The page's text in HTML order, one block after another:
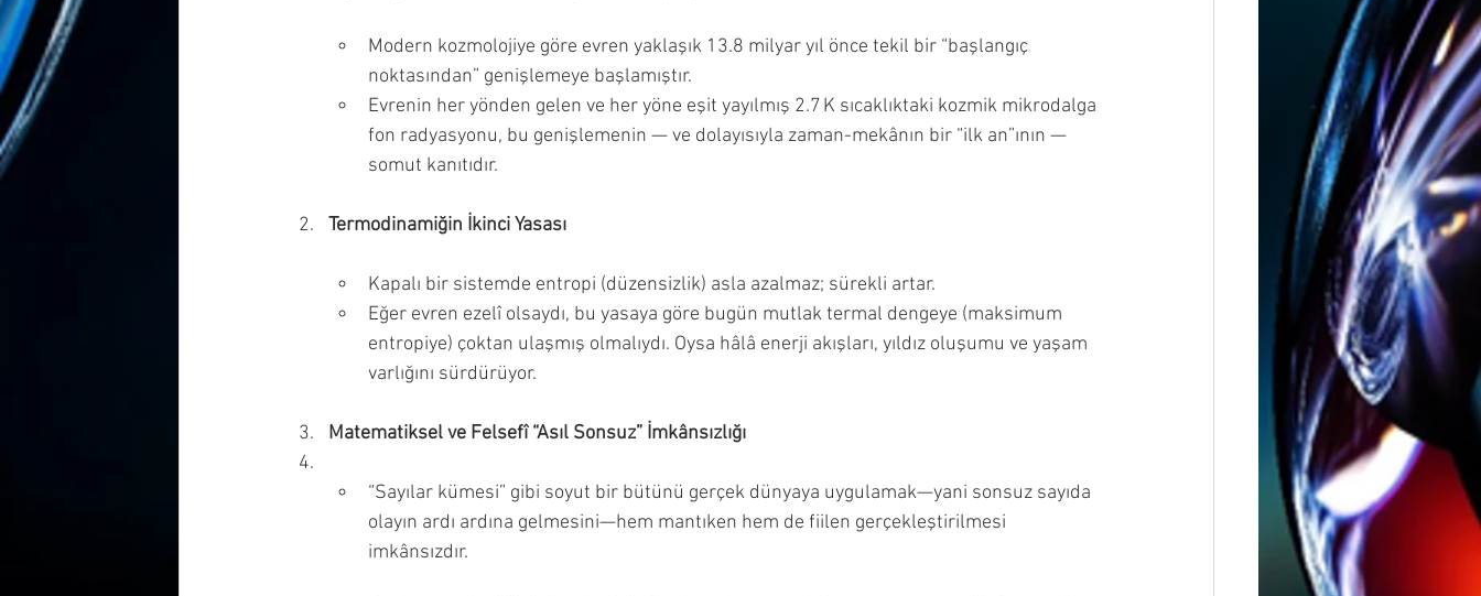
Modern kozmolojiye göre evren yaklaşık 13.8 milyar yıl önce tekil bir “başlangıç
noktasından” genişlemeye başlamıştır.
Evrenin her yönden gelen ve her yöne eşit yayılmış 2.7 K sıcaklıktaki kozmik mikrodalga
fon radyasyonu, bu genişlemenin — ve dolayısıyla zaman-mekânın bir “ilk an”ının —
somut kanıtıdır.
Termodinamiğin İkinci Yasası
Kapalı bir sistemde entropi (düzensizlik) asla azalmaz; sürekli artar.
Eğer evren ezelî olsaydı, bu yasaya göre bugün mutlak termal dengeye (maksimum
entropiye) çoktan ulaşmış olmalıydı. Oysa hâlâ enerji akışları, yıldız oluşumu ve yaşam
varlığını sürdürüyor.
Matematiksel ve Felsefî “Asıl Sonsuz” İmkânsızlığı
“Sayılar kümesi” gibi soyut bir bütünü gerçek dünyaya uygulamak—yani sonsuz sayıda
olayın ardı ardına gelmesini—hem mantıken hem de fiilen gerçekleştirilmesi
imkânsızdır.